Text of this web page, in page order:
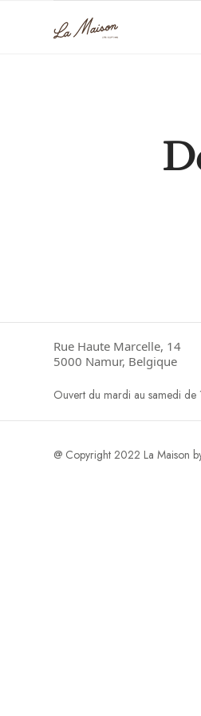
Rue Haute Marcelle, 14
5000 Namur, Belgique
Ouvert du mardi au samedi
@ Copyright 2022 La Maison